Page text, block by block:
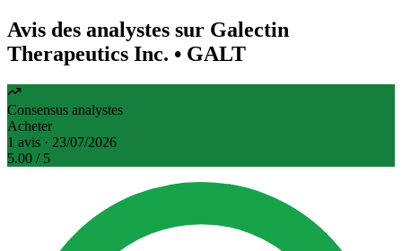
Avis des analystes sur Galectin
Therapeutics Inc. • GALT
Consensus analystes
Acheter
1 avis · 23/07/2026
5.00 / 5